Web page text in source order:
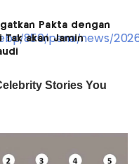
Pakta dengan
Tak akan Jamin